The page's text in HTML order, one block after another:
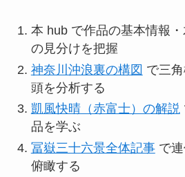
本 hub で作品の基本情報
の見分けを把握
神奈川沖浪裏の構図 で三
頭を分析する
凱風快晴（赤富士）の解説
品を学ぶ
冨嶽三十六景全体記事で連
俯瞰する